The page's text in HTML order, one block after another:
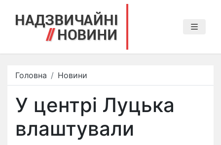
Головна Новини
У центрі Луцька
влаштували